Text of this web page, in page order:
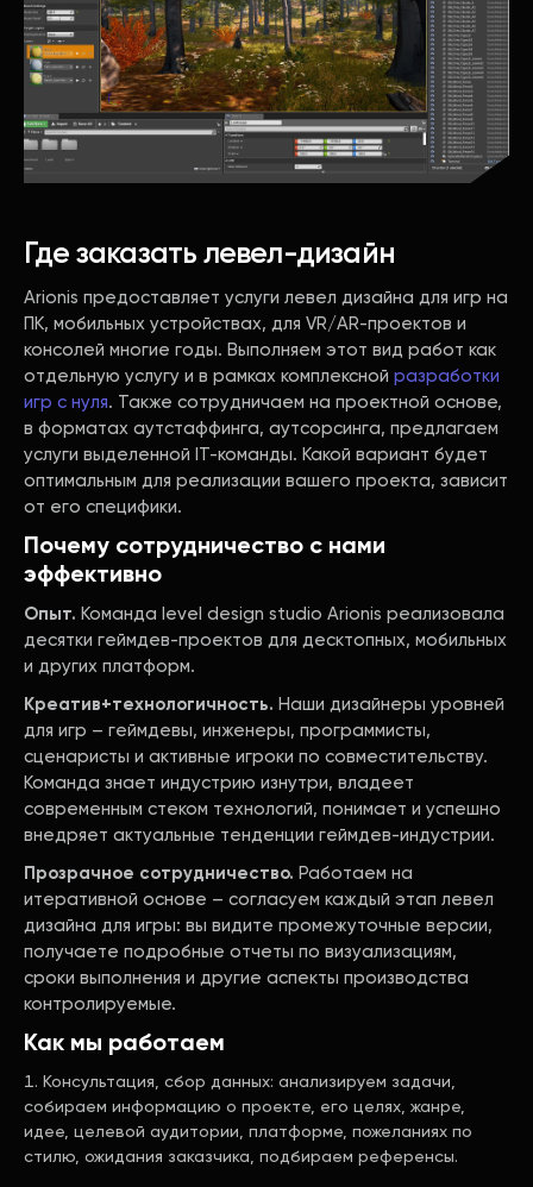
Где заказать левел-дизайн
Arionis предоставляет услуги левел дизайна для игр на
ПК, мобильных устройствах, для VR/AR-проектов и
консолей многие годы. Выполняем этот вид работ как
отдельную услугу и в рамках комплексной разработки
игр с нуля. Также сотрудничаем на проектной основе,
в форматах аутстаффинга, аутсорсинга, предлагаем
услуги выделенной IT-команды. Какой вариант будет
оптимальным для реализации вашего проекта, зависит
от его специфики.
Почему сотрудничество с нами
эффективно
Опыт. Команда level design studio Arionis реализовала
десятки геймдев-проектов для десктопных, мобильных
и других платформ.
Креатив+технологичность. Наши дизайнеры уровней
для игр – геймдевы, инженеры, программисты,
сценаристы и активные игроки по совместительству.
Команда знает индустрию изнутри, владеет
современным стеком технологий, понимает и успешно
внедряет актуальные тенденции геймдев-индустрии.
Прозрачное сотрудничество. Работаем на
итеративной основе – согласуем каждый этап левел
дизайна для игры: вы видите промежуточные версии,
получаете подробные отчеты по визуализациям,
сроки выполнения и другие аспекты производства
контролируемые.
Как мы работаем
Консультация, сбор данных: анализируем задачи,
собираем информацию о проекте, его целях, жанре,
идее, целевой аудитории, платформе, пожеланиях по
стилю, ожидания заказчика, подбираем референсы.